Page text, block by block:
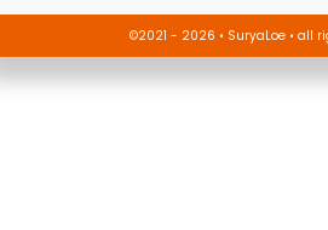
©2021 - 2026 • SuryaLoe • all